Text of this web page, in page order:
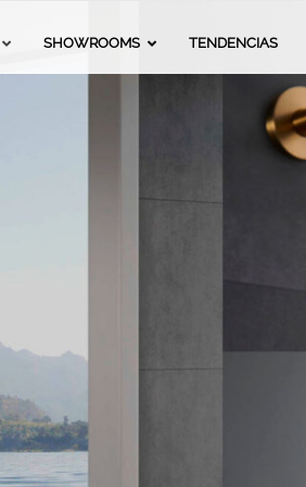
SHOWROOMS TENDENCIAS